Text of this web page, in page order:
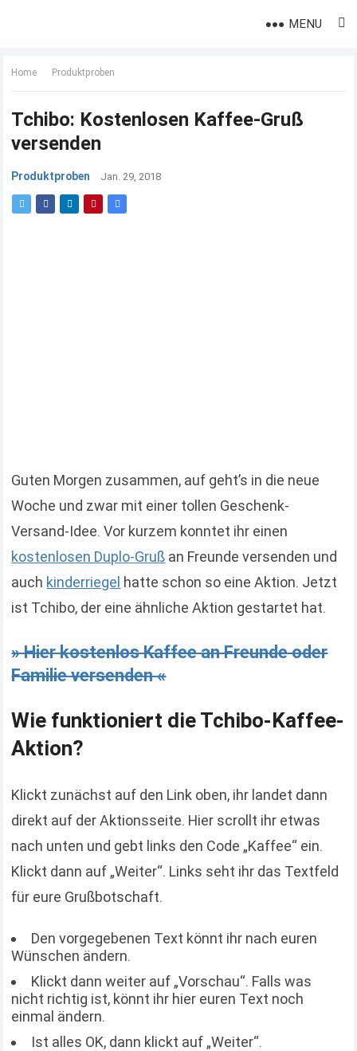
MENU
Home Produktproben
Tchibo: Kostenlosen Kaffee-Gruß
versenden
Produktproben Jan. 29, 2018
Guten Morgen zusammen, auf geht’s in die neue
Woche und zwar mit einer tollen Geschenk-
Versand-Idee. Vor kurzem konntet ihr einen
kostenlosen Duplo-Gruß an Freunde versenden und
auch kinderriegel hatte schon so eine Aktion. Jetzt
ist Tchibo, der eine ähnliche Aktion gestartet hat.
» Hier kostenlos Kaffee an Freunde oder
Familie versenden «
Wie funktioniert die Tchibo-Kaffee-
Aktion?
Klickt zunächst auf den Link oben, ihr landet dann
direkt auf der Aktionsseite. Hier scrollt ihr etwas
nach unten und gebt links den Code „Kaffee“ ein.
Klickt dann auf „Weiter“. Links seht ihr das Textfeld
für eure Grußbotschaft.
Den vorgegebenen Text könnt ihr nach euren
Wünschen ändern.
Klickt dann weiter auf „Vorschau“. Falls was
nicht richtig ist, könnt ihr hier euren Text noch
einmal ändern.
Ist alles OK, dann klickt auf „Weiter“.